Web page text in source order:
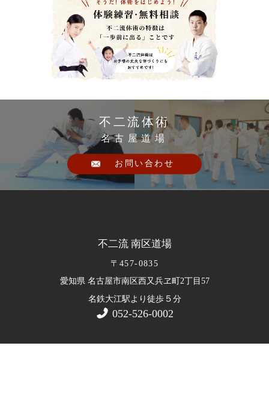
不二流体術
名古屋道場
お問い合わせ
不二流 南区道場
〒457-0835
愛知県 名古屋市南区西又兵ヱ町2丁目57
名鉄大江駅より徒歩５ 分
052-526-0002